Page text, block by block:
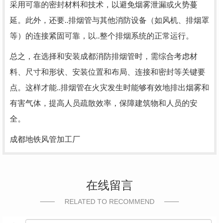
采用可靠的密封材料和技术，以避免烟雾泄漏或火势蔓
延。此外，还要..排烟管与其他消防设备（如风机、排烟罩
等）的连接紧固可靠，以..整个排烟系统的正常运行。
总之，在选择和安装成都消防排烟管时，需综合考虑材
料、尺寸和形状、安装位置和布局、连接和密封等关键要
点。这样才能..排烟管在火灾发生时能够有效地排出烟雾和
有害气体，提高人员疏散效率，保障建筑物和人员的安
全。
成都地铁风管加工厂
在线留言
RELATED TO RECOMMEND